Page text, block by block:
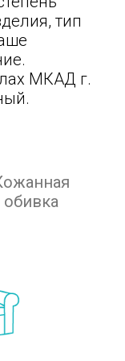
тип
МКАД г.
обивка